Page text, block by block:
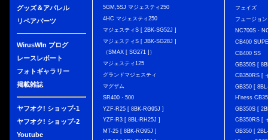
グッズ＆アパレル
リペアパーツ
WirusWIn ブログ
レースレポート
フォトギャラリー
掲載雑誌
ヤフオク! ショップ-1
ヤフオク! ショップ-2
Youtube
5GM,5SJ マジェスティ250
4HC マジェスティ250
マジェスティS [ 2BK-SG52J ]
マジェスティS [ JBK-SG28J ]
（SMAX [ SG271 ]）
マジェスティ125
グランドマジェスティ
マグザム
SR400・500
YZF-R25 [ 8BK-RG95J ]
YZF-R3 [ 8BL-RH25J ]
MT-25 [ 8BK-RG95J ]
フェイズ
フュージョン
NC700S・
CB400
CB400 SS
GB350S [
CB350RS [
GB350 [
H'ness
GB350S [
CB350RS [
GB350 [